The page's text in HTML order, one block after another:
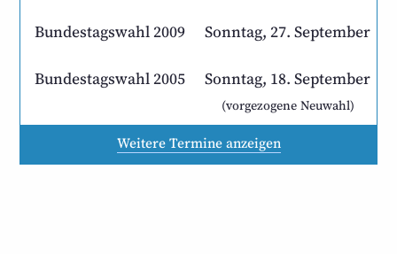
Bundestagswahl2009 Sonntag, 27. September
Bundestagswahl2005 Sonntag, 18. September
(vorgezogene Neuwahl)
Weitere Termine anzeigen